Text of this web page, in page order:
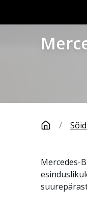
/
Mercedes-